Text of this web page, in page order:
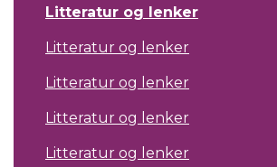
Litteratur og lenker
Litteratur og lenker
Litteratur og lenker
Litteratur og lenker
Litteratur og lenker